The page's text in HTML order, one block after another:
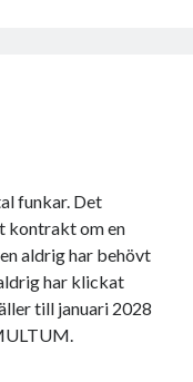
funkar. Det
kontrakt om en
aldrig har behövt
har klickat
till januari 2028